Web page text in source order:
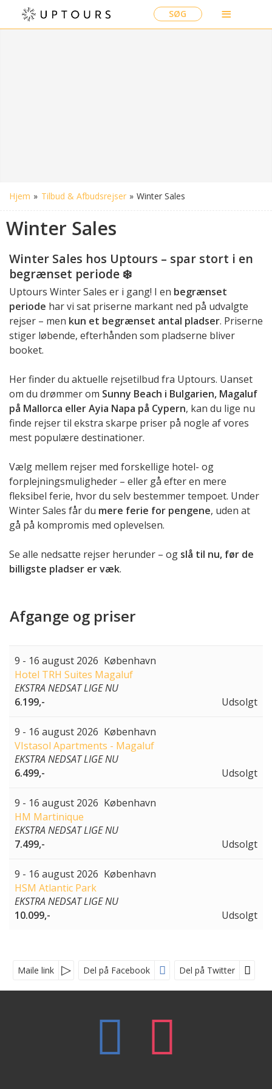
SØG
Hjem » Tilbud & Afbudsrejser » Winter Sales
Winter Sales
Winter Sales hos Uptours – spar stort i en
begrænset periode ❄️
Uptours Winter Sales er i gang! I en begrænset
periode har vi sat priserne markant ned på udvalgte
rejser – men kun et begrænset antal pladser. Priserne
stiger løbende, efterhånden som pladserne bliver
booket.
Her finder du aktuelle rejsetilbud fra Uptours. Uanset
om du drømmer om Sunny Beach i Bulgarien, Magaluf
på Mallorca eller Ayia Napa på Cypern, kan du lige nu
finde rejser til ekstra skarpe priser på nogle af vores
mest populære destinationer.
Vælg mellem rejser med forskellige hotel- og
forplejningsmuligheder – eller gå efter en mere
fleksibel ferie, hvor du selv bestemmer tempoet. Under
Winter Sales får du mere ferie for pengene, uden at
gå på kompromis med oplevelsen.
Se alle nedsatte rejser herunder – og slå til nu, før de
billigste pladser er væk.
Afgange og priser
9 - 16 august 2026 København
Hotel TRH Suites Magaluf
EKSTRA NEDSAT LIGE NU
6.199,-
Udsolgt
9 - 16 august 2026 København
VIstasol Apartments - Magaluf
EKSTRA NEDSAT LIGE NU
6.499,-
Udsolgt
9 - 16 august 2026 København
HM Martinique
EKSTRA NEDSAT LIGE NU
7.499,-
Udsolgt
9 - 16 august 2026 København
HSM Atlantic Park
EKSTRA NEDSAT LIGE NU
10.099,-
Udsolgt
Maile link Del på Facebook Del på Twitter